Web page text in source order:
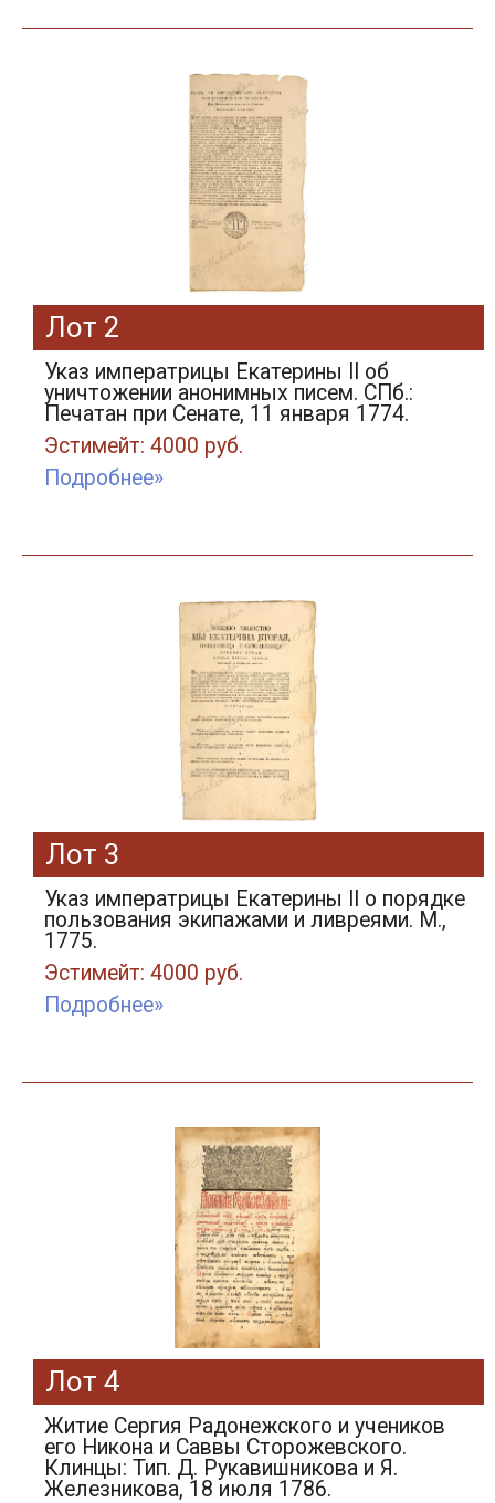
Лот 2
Указ императрицы Екатерины II об
уничтожении анонимных писем. СПб.:
Печатан при Сенате, 11 января 1774.
Эстимейт: 4000 руб.
Подробнее»
Лот 3
Указ императрицы Екатерины II о порядке
пользования экипажами и ливреями. М.,
1775.
Эстимейт: 4000 руб.
Подробнее»
Лот 4
Житие Сергия Радонежского и учеников
его Никона и Саввы Сторожевского.
Клинцы: Тип. Д. Рукавишникова и Я.
Железникова, 18 июля 1786.